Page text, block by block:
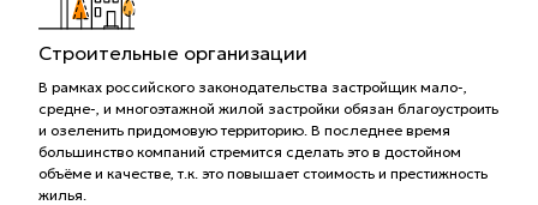
Строительные организации
В рамках российского законодательства застройщик мало-,
средне-, и многоэтажной жилой застройки обязан благоустроить
и озеленить придомовую территорию. В последнее время
большинство компаний стремится сделать это в достойном
объёме и качестве, т.к. это повышает стоимость и престижность
жилья.